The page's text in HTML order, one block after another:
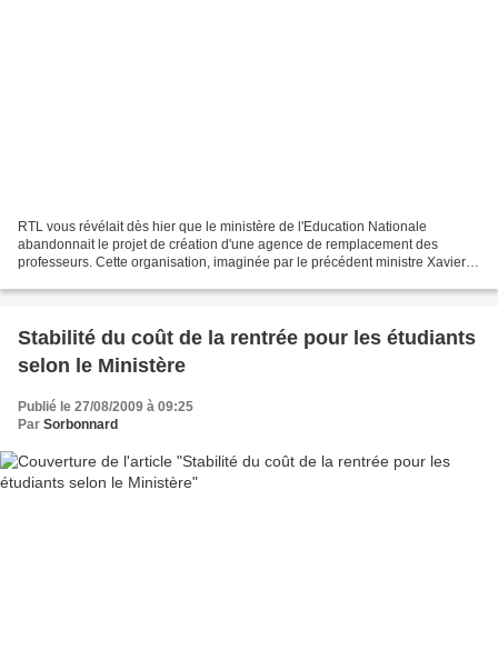
RTL vous révélait dès hier que le ministère de l'Education Nationale
abandonnait le projet de création d'une agence de remplacement des
professeurs. Cette organisation, imaginée par le précédent ministre Xavier
Stabilité du coût de la rentrée pour les étudiants
selon le Ministère
Publié le 27/08/2009 à 09:25
Par Sorbonnard